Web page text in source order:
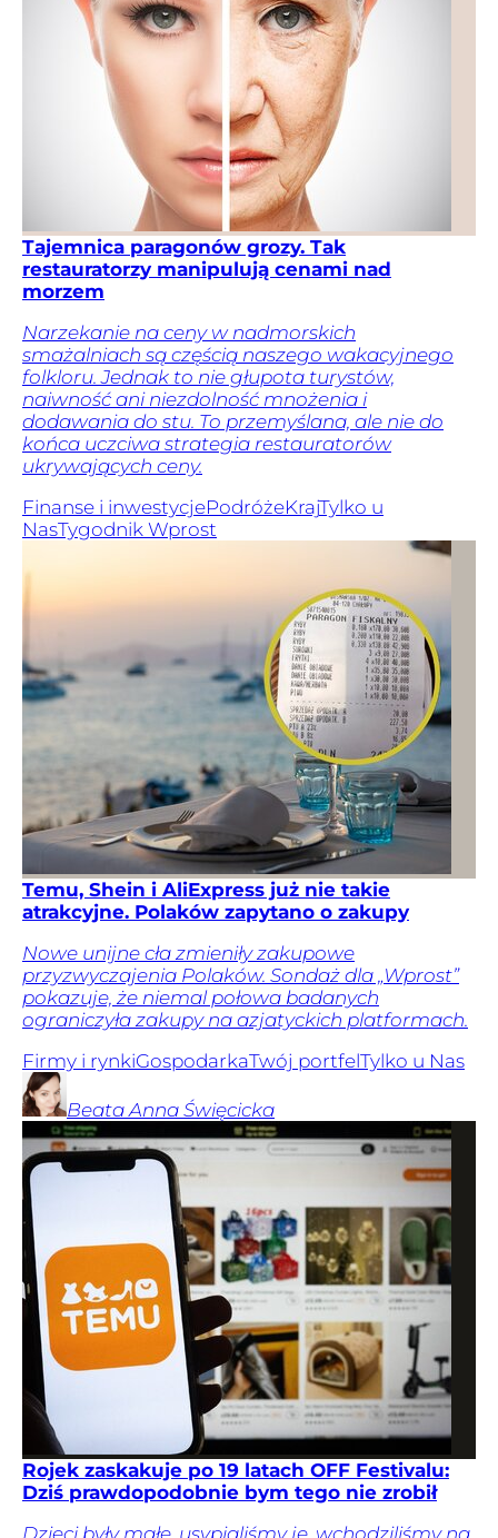
Tajemnica paragonów grozy. Tak
restauratorzy manipulują cenami nad
morzem
Narzekanie na ceny w nadmorskich
smażalniach są częścią naszego wakacyjnego
folkloru. Jednak to nie głupota turystów,
naiwność ani niezdolność mnożenia i
dodawania do stu. To przemyślana, ale nie do
końca uczciwa strategia restauratorów
ukrywających ceny.
Finanse i inwestycjePodróżeKrajTylko u
NasTygodnik Wprost
Temu, Shein i AliExpress już nie takie
atrakcyjne. Polaków zapytano o zakupy
Nowe unijne cła zmieniły zakupowe
przyzwyczajenia Polaków. Sondaż dla „Wprost”
pokazuje, że niemal połowa badanych
ograniczyła zakupy na azjatyckich platformach.
Firmy i rynkiGospodarkaTwój portfelTylko u Nas
Beata Anna Święcicka
Rojek zaskakuje po 19 latach OFF Festivalu:
Dziś prawdopodobnie bym tego nie zrobił
Dzieci były małe, usypialiśmy je, wchodziliśmy na